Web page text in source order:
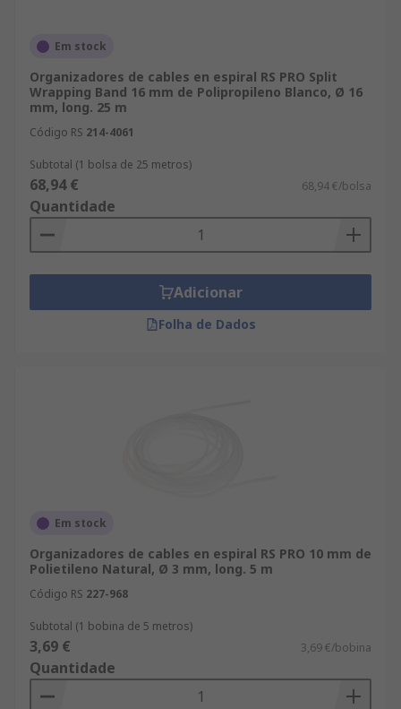
Em stock
Organizadores de cables en espiral RS PRO Split
Wrapping Band 16 mm de Polipropileno Blanco, Ø 16
mm, long. 25 m
Código RS 214-4061
Subtotal (1 bolsa de 25 metros)
68,94 € 68,94 €/bolsa
Quantidade
Adicionar
Folha de Dados
Em stock
Organizadores de cables en espiral RS PRO 10 mm de
Polietileno Natural, Ø 3 mm, long. 5 m
Código RS 227-968
Subtotal (1 bobina de 5 metros)
3,69 € 3,69 €/bobina
Quantidade